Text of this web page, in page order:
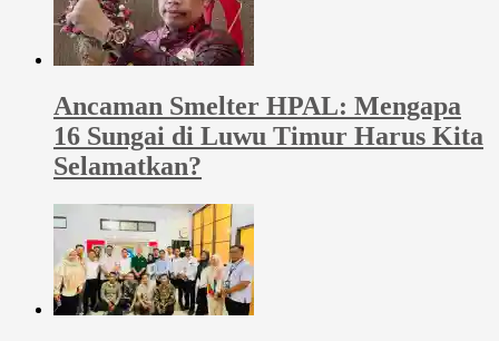
Ancaman Smelter HPAL: Mengapa
16 Sungai di Luwu Timur Harus Kita
Selamatkan?